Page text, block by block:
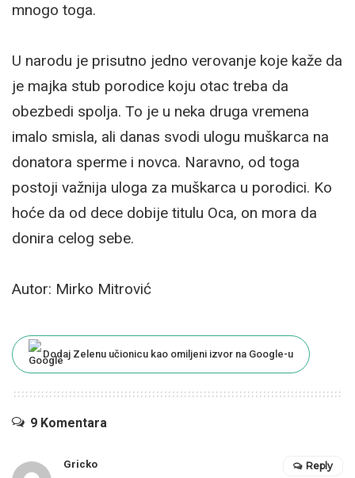
mnogo toga.
U narodu je prisutno jedno verovanje koje kaže da
je majka stub porodice koju otac treba da
obezbedi spolja. To je u neka druga vremena
imalo smisla, ali danas svodi ulogu muškarca na
donatora sperme i novca. Naravno, od toga
postoji važnija uloga za muškarca u porodici. Ko
hoće da od dece dobije titulu Oca, on mora da
donira celog sebe.
Autor: Mirko Mitrović
Dodaj Zelenu učionicu kao omiljeni izvor na Google-u
9 Komentara
Gricko Reply